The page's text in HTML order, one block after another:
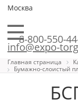
Москва
8-800-550-
info@expo-
Главная страница
Бумажно-слоистый